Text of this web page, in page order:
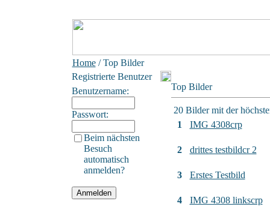
Home/ Top Bilder
Registrierte Benutzer
Benutzername:
Passwort:
Beim nächsten
Besuch
automatisch
anmelden?
Top Bilder
20 Bilder mit der
1
IMG 4308crp
2 drittes testbildcr 2
3 Erstes Testbild
4 IMG 4308 linkscrp